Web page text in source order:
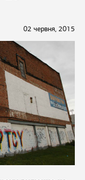
02 червня, 2015